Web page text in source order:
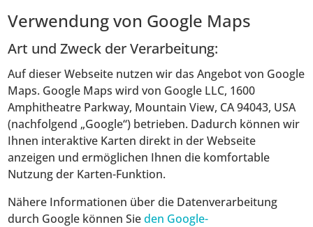
Verwendung von Google Maps
Art und Zweck der Verarbeitung:
Auf dieser Webseite nutzen wir das Angebot von Google
Maps. Google Maps wird von Google LLC, 1600
Amphitheatre Parkway, Mountain View, CA 94043, USA
(nachfolgend „Google“) betrieben. Dadurch können wir
Ihnen interaktive Karten direkt in der Webseite
anzeigen und ermöglichen Ihnen die komfortable
Nutzung der Karten-Funktion.
Nähere Informationen über die Datenverarbeitung
durch Google können Sieden Google-